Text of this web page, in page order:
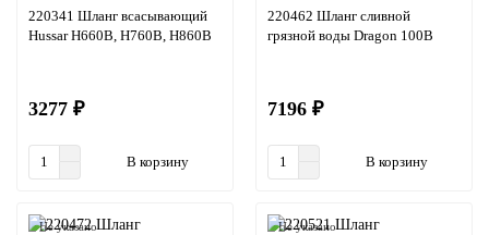
220341 Шланг всасывающий
Hussar H660B, H760B, H860B
3277 ₽
В корзину
220462 Шланг сливной
грязной воды Dragon 100B
7196 ₽
В корзину
Не указано Не указано